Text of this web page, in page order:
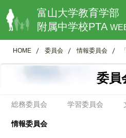
富山大学教育学部
附属中学校PTA
HOME 委員会 情報委員会
委員
総務委員会 学習委員会
情報委員会